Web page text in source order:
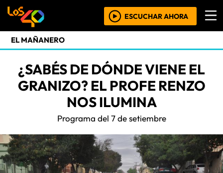
ESCUCHAR AHORA
EL MAÑANERO
¿SABÉS DE DÓNDE VIENE EL
GRANIZO? EL PROFE RENZO
NOS ILUMINA
Programa del 7 de setiembre